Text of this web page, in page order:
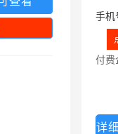
手机
付费
详